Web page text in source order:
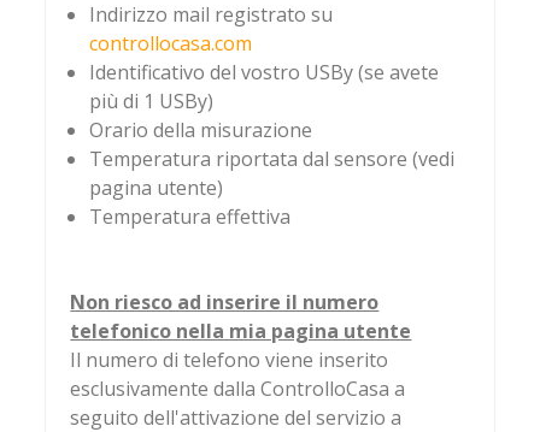
Indirizzo mail registrato su
controllocasa.com
Identificativo del vostro USBy (se avete
più di 1 USBy)
Orario della misurazione
Temperatura riportata dal sensore (vedi
pagina utente)
Temperatura effettiva
Non riesco ad inserire il numero
telefonico nella mia pagina utente
Il numero di telefono viene inserito
esclusivamente dalla ControlloCasa a
seguito dell'attivazione del servizio a